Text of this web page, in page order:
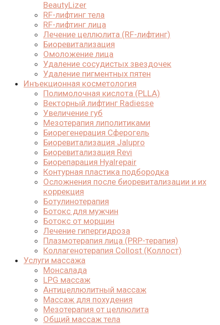
BeautyLizer
RF-лифтинг тела
RF-лифтинг лица
Лечение целлюлита (RF-лифтинг)
Биоревитализация
Омоложение лица
Удаление сосудистых звездочек
Удаление пигментных пятен
Инъекционная косметология
Полимолочная кислота (PLLA)
Векторный лифтинг Radiesse
Увеличение губ
Мезотерапия липолитиками
Биорегенерация Сферогель
Биоревитализация Jalupro
Биоревитализация Revi
Биорепарация Hyalrepair
Контурная пластика подбородка
Осложнения после биоревитализации и их
коррекция
Ботулинотерапия
Ботокс для мужчин
Ботокс от морщин
Лечение гипергидроза
Плазмотерапия лица (PRP-терапия)
Коллагенотерапия Collost (Коллост)
Услуги массажа
Монсалада
LPG массаж
Антицеллюлитный массаж
Массаж для похудения
Мезотерапия от целлюлита
Общий массаж тела